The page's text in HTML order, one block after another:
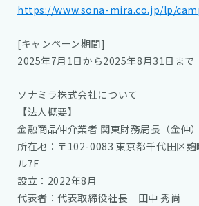
https://www.sona-mira.co.jp/lp/
[キャンペーン期間]
2025年7月1日から2025年8月31日まで
ソナミラ株式会社について
【法人概要】
金融商品仲介業者 関東財務局長（金仲
所在地：〒102-0083 東京都千代田区
ル7F
設立：2022年8月
代表者：代表取締役社長 田中 秀尚